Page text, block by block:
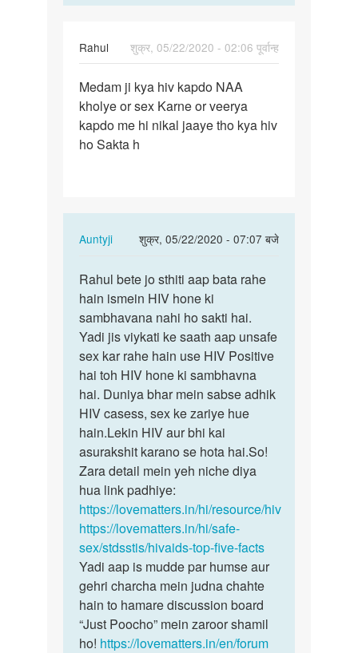
Rahul
शुक्र, 05/22/2020 - 02:06 पूर्वान्ह
Medam
ji
kya
hiv
Medam ji kya hiv kapdo NAA
kholye or sex Karne or veerya
kapdo me hi nikal jaaye tho kya hiv
ho Sakta h
Auntyji
शुक्र, 05/22/2020 - 07:07 बजे
In
to
Medam
ji
kya
hiv
kapdo
NAA…
by
Rahul
Rahul
bete
jo
sthiti
aap…
Rahul bete jo sthiti aap bata rahe
hain ismein HIV hone ki
sambhavana nahi ho sakti hai.
Yadi jis viykati ke saath aap unsafe
sex kar rahe hain use HIV Positive
hai toh HIV hone ki sambhavna
hai. Duniya bhar mein sabse adhik
HIV casess, sex ke zariye hue
hain.Lekin HIV aur bhi kai
asurakshit karano se hota hai.So!
Zara detail mein yeh niche diya
hua link padhiye:
https://lovematters.in/hi/resource/hiv
https://lovematters.in/hi/safe-
sex/stdsstis/hivaids-top-five-facts
Yadi aap is mudde par humse aur
gehri charcha mein judna chahte
hain to hamare discussion board
“Just Poocho” mein zaroor shamil
ho! https://lovematters.in/en/forum